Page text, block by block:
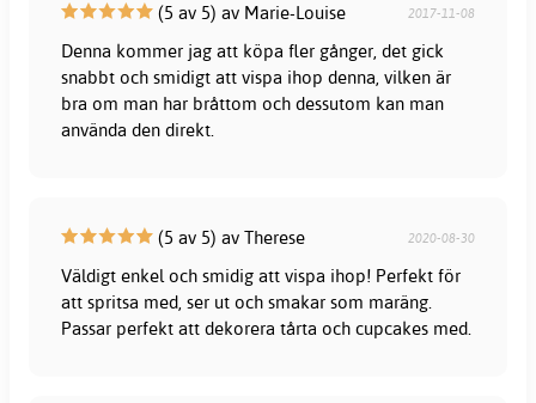
(5 av 5) av Marie-Louise 2017-11-08
Denna kommer jag att köpa fler gånger, det gick
snabbt och smidigt att vispa ihop denna, vilken är
bra om man har bråttom och dessutom kan man
använda den direkt.
(5 av 5) av Therese 2020-08-30
Väldigt enkel och smidig att vispa ihop! Perfekt för
att spritsa med, ser ut och smakar som maräng.
Passar perfekt att dekorera tårta och cupcakes med.